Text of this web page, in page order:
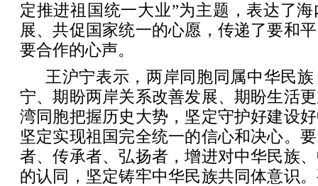
定推进祖国统一大业”为主题，表达了
展、共促国家统一的心愿，传递了要和
要合作的心声。
王沪宁表示，两岸同胞同属中华民
宁、期盼两岸关系改善发展、期盼生活
湾同胞把握历史大势，坚定守护好建设
坚定实现祖国完全统一的信心和决心。
者、传承者、弘扬者，增进对中华民族
的认同，坚定铸牢中华民族共同体意识